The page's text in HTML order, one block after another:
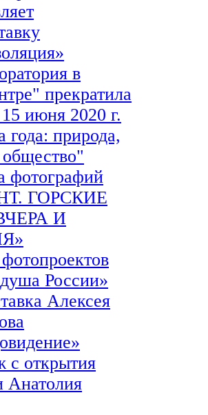
в
прекратила
июня 2020 г.
года: природа,
фотографий
ГОРСКИЕ
И
России»
Алексея
с открытия
Анатолия